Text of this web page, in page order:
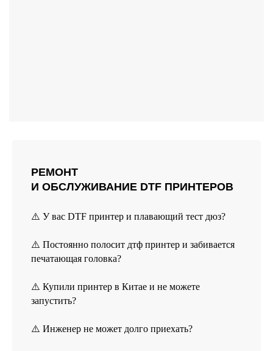
РЕМОНТ
И ОБСЛУЖИВАНИЕ DTF ПРИНТЕРОВ
⚠️ У вас DTF принтер и плавающий тест дюз?
⚠️ Постоянно полосит дтф принтер и забивается
печатающая головка?
⚠️ Купили принтер в Китае и не можете
запустить?
⚠️ Инженер не может долго приехать?